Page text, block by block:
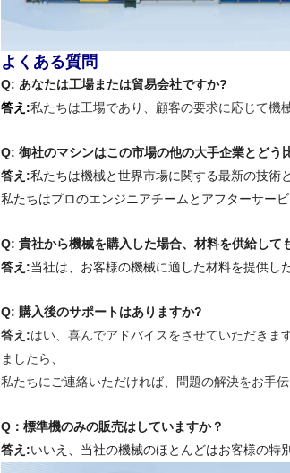
よくある質問
Q: あなたは工場または貿易会社ですか?
答え:私たちは工場であり、顧客の要求に応じて機
Q: 御社のマシンはこの市場の他の大手企業とどう
答え:私たちは機械と世界市場に関する最新の技術
私たちはプロのエンジニアチームとアフターサービ
Q: 貴社から機械を購入した場合、材料を供給して
答え:当社は、お客様の機械に適した材料を提供し
Q: 購入後のサポートはありますか?
答え:はい、喜んでアドバイスをさせていただきま
ましたら、
私たちにご連絡いただければ、問題の解決をお手伝
Q：標準機のみの販売はしていますか？
答え:いいえ、当社の機械のほとんどはお客様の特